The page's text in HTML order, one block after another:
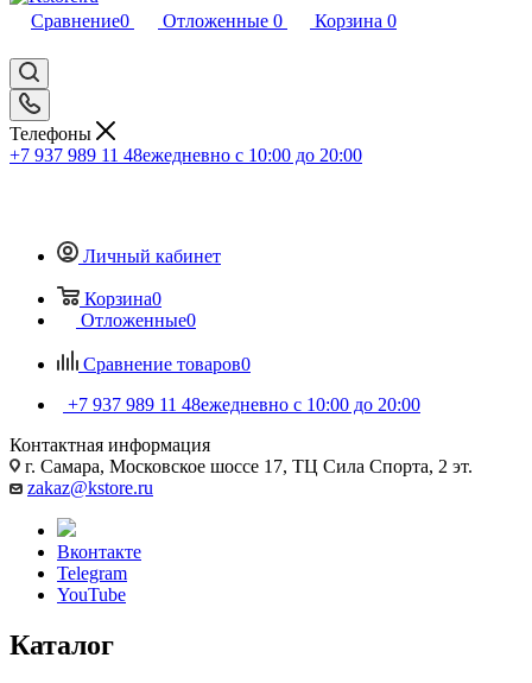
Сравнение0 Отложенные 0 Корзина 0
Телефоны
+7 937 989 11 48ежедневно с 10:00 до 20:00
Личный кабинет
Корзина0
Отложенные0
Сравнение товаров0
+7 937 989 11 48ежедневно с 10:00 до 20:00
Контактная информация
г. Самара, Московское шоссе 17, ТЦ Сила Спорта, 2 эт.
zakaz@kstore.ru
Вконтакте
Telegram
YouTube
Каталог